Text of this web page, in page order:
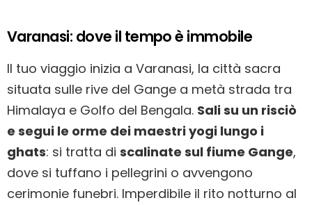
Varanasi: dove il tempo è immobile
Il tuo viaggio inizia a Varanasi, la città sacra
situata sulle rive del Gange a metà strada tra
Himalaya e Golfo del Bengala. Sali su un risciò
e segui le orme dei maestri yogi lungo i
ghats: si tratta di scalinate sul fiume Gange,
dove si tuffano i pellegrini o avvengono
cerimonie funebri. Imperdibile il rito notturno al